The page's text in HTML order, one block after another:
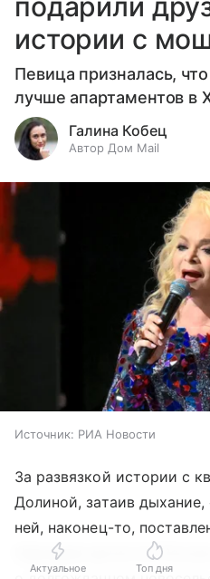
подарили
истории с
Певица призналась,
лучше апартаментов в
Галина Кобец
Автор Дом Mail
Источник: РИА Новости
За развязкой истории с
Долиной, затаив дыхание,
ней, наконец-то,
Народная артистка
Актуальное Топ дня